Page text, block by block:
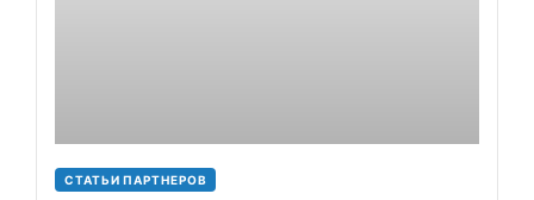
СТАТЬИ ПАРТНЕРОВ